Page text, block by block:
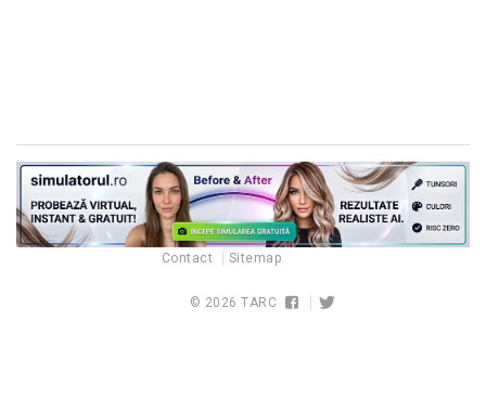
Contact Sitemap
© 2026TARC